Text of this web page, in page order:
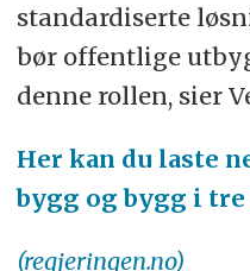
standardiserte
bør offentlige
denne rollen, sier
Her kan du laste
bygg og bygg i tre
(regjeringen.no)